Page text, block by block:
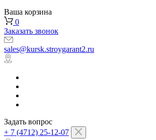
Ваша корзина
0
Заказать звонок
sales@kursk.stroygarant2.ru
Задать вопрос
+ 7 (4712) 25-12-07